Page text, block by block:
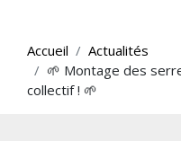
Accueil
Actualités
🌱 Montage des
collectif ! 🌱